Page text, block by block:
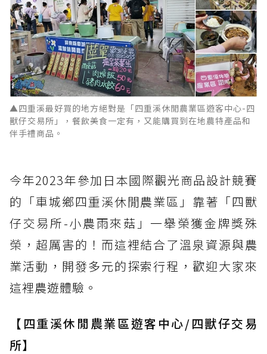
▲四重溪最好買的地方絕對是「四重溪休閒農業區遊客中心-四
獸仔交易所」，餐飲美食一定有，又能購買到在地農特產品和
伴手禮商品。
今年2023年參加日本國際觀光商品設計競賽
的「車城鄉四重溪休閒農業區」靠著「四獸
仔交易所-小農雨來菇」一舉榮獲金牌獎殊
榮，超厲害的！而這裡結合了溫泉資源與農
業活動，開發多元的探索行程，歡迎大家來
這裡農遊體驗。
【四重溪休閒農業區遊客中心/四獸仔交易
所】